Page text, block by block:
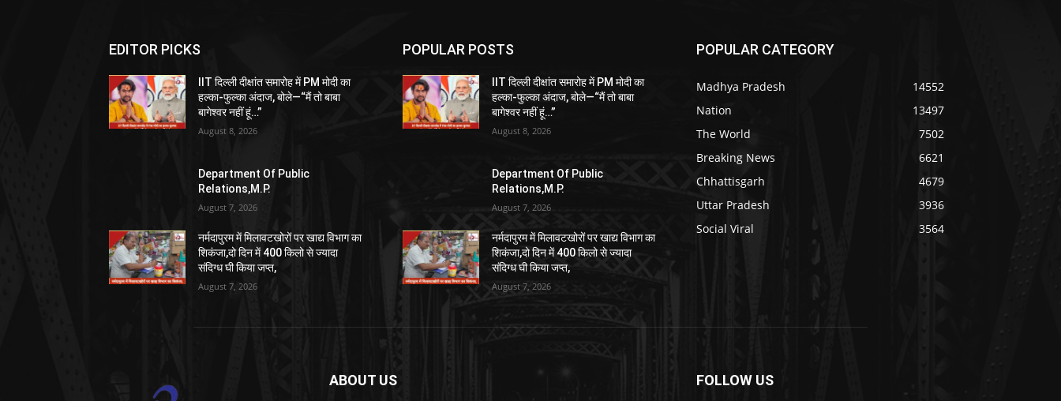
EDITOR PICKS
IIT दिल्ली दीक्षांत समारोह में PM मोदी का
हल्का-फुल्का अंदाज, बोले—“मैं तो बाबा
बागेश्वर नहीं हूं…”
August 8, 2026
Department Of Public
Relations,M.P.
August 7, 2026
नर्मदापुरम में मिलावटखोरों पर खाद्य विभाग का
शिकंजा,दो दिन में 400 किलो से ज्यादा
संदिग्ध घी किया जप्त,
August 7, 2026
POPULAR POSTS
IIT दिल्ली दीक्षांत समारोह में PM मोदी का
हल्का-फुल्का अंदाज, बोले—“मैं तो बाबा
बागेश्वर नहीं हूं…”
August 8, 2026
Department Of Public
Relations,M.P.
August 7, 2026
नर्मदापुरम में मिलावटखोरों पर खाद्य विभाग का
शिकंजा,दो दिन में 400 किलो से ज्यादा
संदिग्ध घी किया जप्त,
August 7, 2026
POPULAR CATEGORY
Madhya Pradesh
14552
Nation
13497
The World
7502
Breaking News
6621
Chhattisgarh
4679
Uttar Pradesh
3936
Social Viral
3564
ABOUT US FOLLOW US